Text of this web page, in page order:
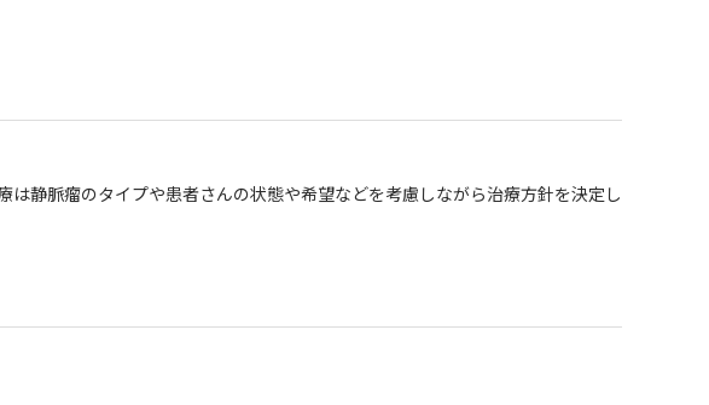
静脈瘤のタイプや患者さんの状態や希望などを考慮しながら治療方針を決定し